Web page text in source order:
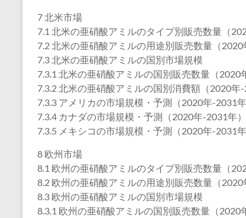
7 北米市場
7.1 北米の亜硝酸アミルのタイプ別販売数量（
7.2 北米の亜硝酸アミルの用途別販売数量（2020
7.3 北米の亜硝酸アミルの国別市場規模
7.3.1 北米の亜硝酸アミルの国別販売数量（2020
7.3.2 北米の亜硝酸アミルの国別消費額（2020年-
7.3.3 アメリカの市場規模・予測（2020年-2031年
7.3.4 カナダの市場規模・予測（2020年-2031年）
7.3.5 メキシコの市場規模・予測（2020年-2031年
8 欧州市場
8.1 欧州の亜硝酸アミルのタイプ別販売数量（
8.2 欧州の亜硝酸アミルの用途別販売数量（2020
8.3 欧州の亜硝酸アミルの国別市場規模
8.3.1 欧州の亜硝酸アミルの国別販売数量（2020